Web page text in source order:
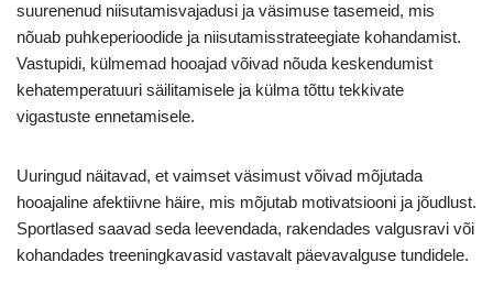
suurenenud niisutamisvajadusi ja väsimuse tasemeid, mis
nõuab puhkeperioodide ja niisutamisstrateegiate kohandamist.
Vastupidi, külmemad hooajad võivad nõuda keskendumist
kehatemperatuuri säilitamisele ja külma tõttu tekkivate
vigastuste ennetamisele.
Uuringud näitavad, et vaimset väsimust võivad mõjutada
hooajaline afektiivne häire, mis mõjutab motivatsiooni ja jõudlust.
Sportlased saavad seda leevendada, rakendades valgusravi või
kohandades treeningkavasid vastavalt päevavalguse tundidele.